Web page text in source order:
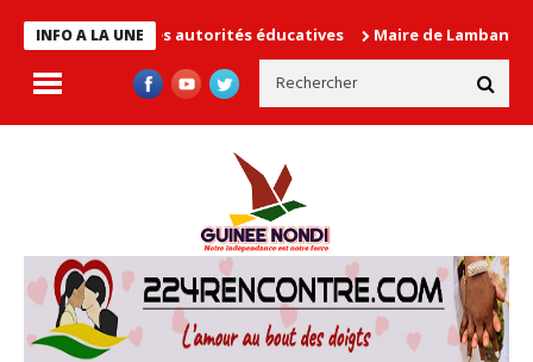
INFO A LA UNE
cause les autorités éducatives Maire de Lambanyi : Baba